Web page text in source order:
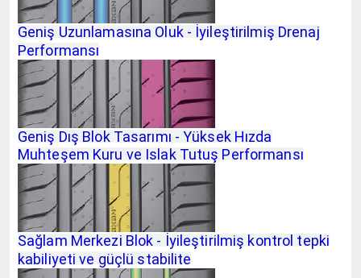
Geniş Uzunlamasına Oluk - İyileştirilmiş Drenaj
Performansı
Geniş Dış Blok Tasarımı - Yüksek Hızda
Muhteşem Kuru ve Islak Tutuş Performansı
Sağlam Merkezi Blok - İyileştirilmiş kontrol tepki
kabiliyeti ve güçlü stabilite